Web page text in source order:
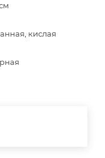
кислая